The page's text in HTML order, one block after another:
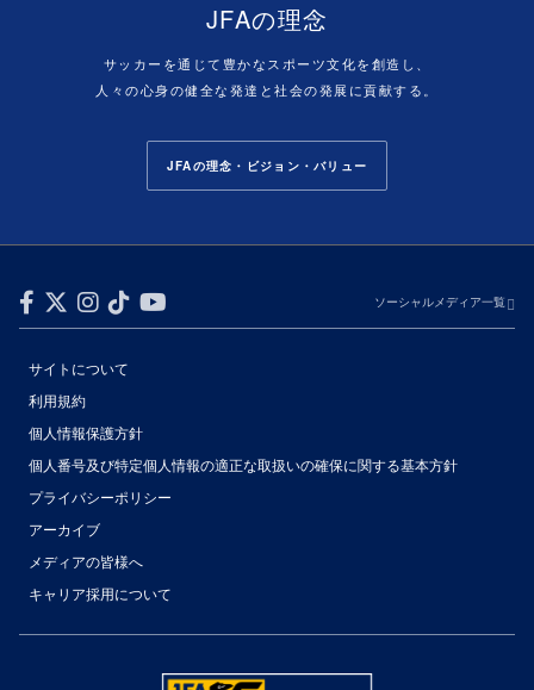
JFAの理念
サッカーを通じて豊かなスポーツ文化を創造し、
人々の心身の健全な発達と社会の発展に貢献する。
JFAの理念・ビジョン・バリュー
ソーシャルメディア一覧
サイトについて
利用規約
個人情報保護方針
個人番号及び特定個人情報の適正な取扱いの確保に関する基本方針
プライバシーポリシー
アーカイブ
メディアの皆様へ
キャリア採用について